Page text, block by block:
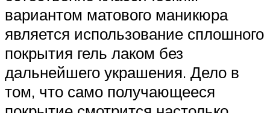
вариантом матового маникюра
является использование сплошного
покрытия гель лаком без
дальнейшего украшения. Дело в
том, что само получающееся